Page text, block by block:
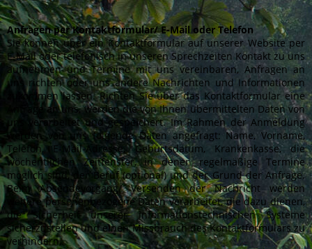
Anfragen per Kontaktformular/ E-Mail oder Telefon
Sie können über ein Kontaktformular auf unserer Website per
E-Mail oder telefonisch in unseren Sprechzeiten Kontakt zu uns
aufnehmen und Termine mit uns vereinbaren, Anfragen an
uns richten oder uns andere Nachrichten und Informationen
zukommen lassen. Richten Sie über das Kontaktformular eine
Anfrage an uns, werden die von Ihnen übermittelten Daten von
uns verarbeitet und gespeichert. Im Rahmen der Anmeldung
werden von uns folgende Daten angefragt: Name, Vorname,
Telefon, E-Mail-Adresse, Geburtsdatum, Krankenkasse, die
wöchentlichen Zeitfenster, in denen regelmäßige Termine
möglich sind, der Beruf (optional) und der Grund der Anfrage.
Beim Absendevorgang/ Versenden der Nachricht werden
weitere personenbezogene Daten verarbeitet, die dazu dienen,
die Sicherheit unserer informationstechnischen Systeme
sicherzustellen und einen Missbrauch des Kontaktformulars zu
verhindern.